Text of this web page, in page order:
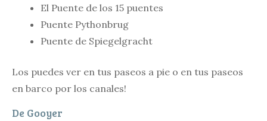
El Puente de los 15 puentes
Puente Pythonbrug
Puente de Spiegelgracht
Los puedes ver en tus paseos a pie o en tus paseos
en barco por los canales!
De Gooyer